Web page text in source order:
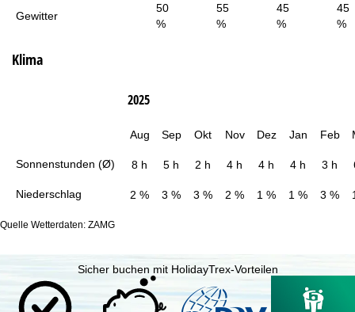
Gewitter
50
%
55
%
45
%
45
%
Klima
Sonnenstunden (Ø)
Niederschlag
2025
Aug Sep Okt Nov Dez Jan Feb
8 h 5 h 2 h 4 h 4 h 4 h 3 h
2 % 3 % 3 % 2 % 1 % 1 % 3 %
Quelle Wetterdaten: ZAMG
Sicher buchen mit HolidayTrex-Vorteilen